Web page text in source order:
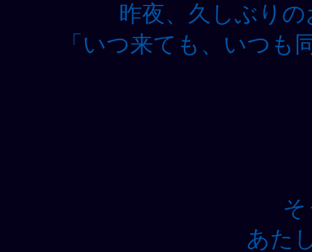
昨夜、久しぶり
「いつ来ても、いつも
あた